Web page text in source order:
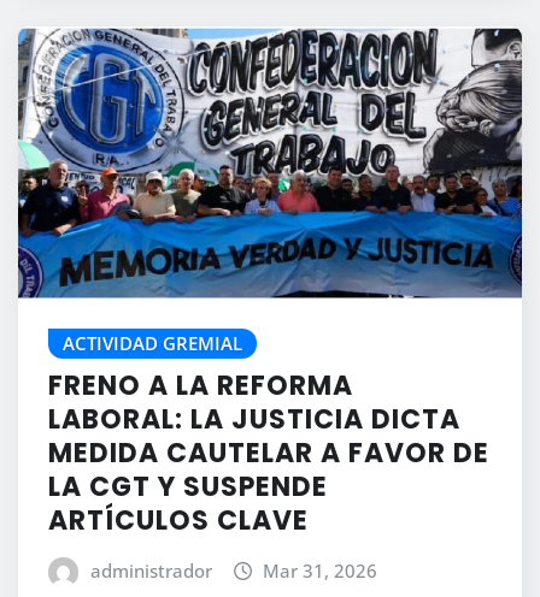
ACTIVIDAD GREMIAL
FRENO A LA REFORMA
LABORAL: LA JUSTICIA DICTA
MEDIDA CAUTELAR A FAVOR DE
LA CGT Y SUSPENDE
ARTÍCULOS CLAVE
administrador Mar 31, 2026